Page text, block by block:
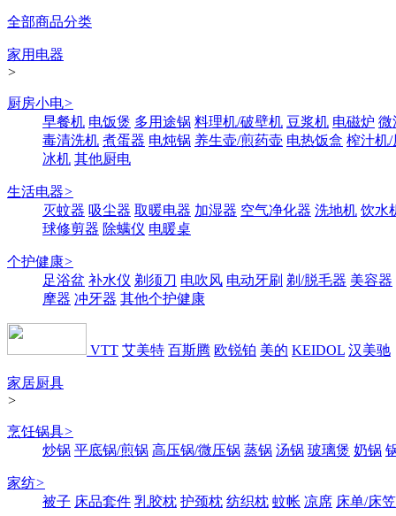
全部商品分类
家用电器
>
厨房小电>
早餐机 电饭煲 多用途锅 料理机/破壁机 豆浆机 电磁炉 微
毒清洗机 煮蛋器 电炖锅 养生壶/煎药壶 电热饭盒 榨汁机/
冰机 其他厨电
生活电器>
灭蚊器 吸尘器 取暖电器 加湿器 空气净化器 洗地机 饮水
球修剪器 除螨仪 电暖桌
个护健康>
足浴盆 补水仪 剃须刀 电吹风 电动牙刷 剃/脱毛器 美容器
摩器 冲牙器 其他个护健康
VTT 艾美特 百斯腾 欧锐铂 美的 KEIDOL 汉美驰
家居厨具
>
烹饪锅具>
炒锅 平底锅/煎锅 高压锅/微压锅 蒸锅 汤锅 玻璃煲 奶锅
家纺>
被子 床品套件 乳胶枕 护颈枕 纺织枕 蚊帐 凉席 床单/床笠